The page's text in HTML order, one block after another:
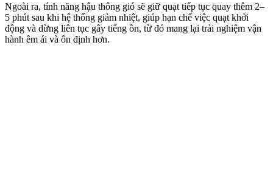
Ngoài ra, tính năng hậu thông gió sẽ giữ quạt tiếp tục quay thêm 2–
5 phút sau khi hệ thống giảm nhiệt, giúp hạn chế việc quạt khởi
động và dừng liên tục gây tiếng ồn, từ đó mang lại trải nghiệm vận
hành êm ái và ổn định hơn.